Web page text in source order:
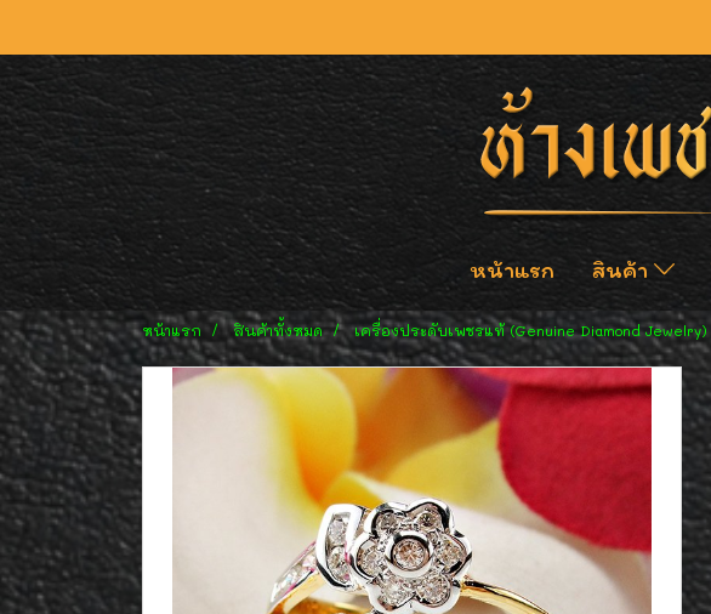
หน้าแรก สินค้า
หน้าแรก สินค้าทั้งหมด เครื่องประดับเพชรแท้ (Genuine Diamond Jewelry)